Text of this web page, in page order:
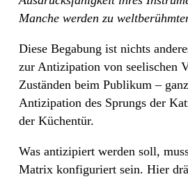
Manche werden zu
Diese Begabung ist nichts
zur Antizipation von seelischen
Zuständen beim Publikum –
Antizipation des Sprungs der
der Küchentür.
Was antizipiert werden soll,
Matrix konfiguriert sein. Hier